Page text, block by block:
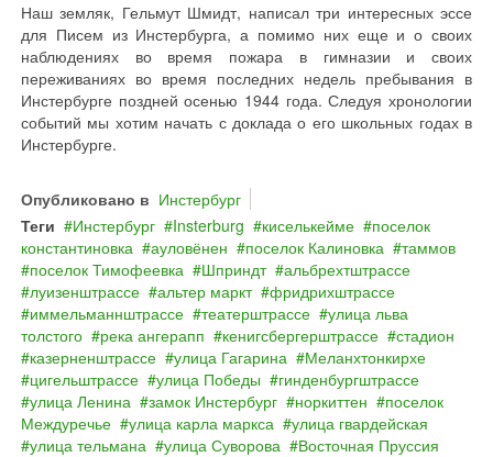
Наш земляк, Гельмут Шмидт, написал три интересных эссе
для Писем из Инстербурга, а помимо них еще и о своих
наблюдениях во время пожара в гимназии и своих
переживаниях во время последних недель пребывания в
Инстербурге поздней осенью 1944 года. Следуя хронологии
событий мы хотим начать с доклада о его школьных годах в
Инстербурге.
Опубликовано в Инстербург
Теги
Инстербург Insterburg киселькейме
поселок
константиновка
ауловёнен поселок Калиновка
таммов
поселок Тимофеевка
Шприндт
альбрехтштрассе
луизенштрассе
альтер маркт
фридрихштрассе
иммельманнштрассе
театерштрассе
улица льва
толстого
река ангерапп кенигсбергерштрассе
стадион
казерненштрассе
улица Гагарина
Меланхтонкирхе
цигельштрассе
улица Победы
гинденбургштрассе
улица Ленина
замок Инстербург норкиттен
поселок
Междуречье
улица карла маркса
улица гвардейская
улица тельмана
улица Суворова Восточная Пруссия